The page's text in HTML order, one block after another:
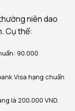
niên dao
Cụ thể:
90.000
Visa hạng chuẩn
là 200.000 VND.